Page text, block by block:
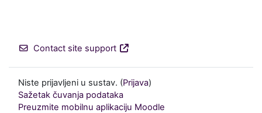
Contact site support
Niste prijavljeni u sustav. (Prijava)
Sažetak čuvanja podataka
Preuzmite mobilnu aplikaciju Moodle